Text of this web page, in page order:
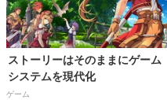
ストーリーはそのままにゲーム
システムを現代化
ゲーム